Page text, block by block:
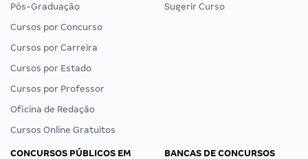
Pós-Graduação
Cursos por Concurso
Cursos por Carreira
Cursos por Estado
Cursos por Professor
Oficina de Redação
Cursos Online Gratuitos
Sugerir Curso
CONCURSOS PÚBLICOS EM
BANCAS DE CONCURSOS